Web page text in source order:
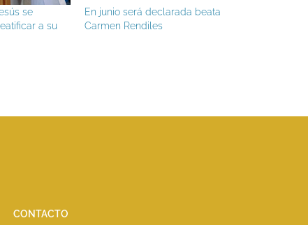
En junio será declarada beata
Carmen Rendiles
La Virgen del Valle:
CONTACTO